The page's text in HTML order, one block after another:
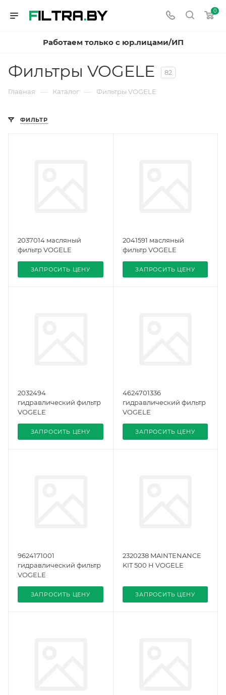
0
Работаем только с юр.лицами/ИП
Фильтры VOGELE 82
Главная — Каталог — Фильтры VOGELE
ФИЛЬТР
2037014 масляный
фильтр VOGELE
ЗАПРОСИТЬ ЦЕНУ
2041591 масляный
фильтр VOGELE
ЗАПРОСИТЬ ЦЕНУ
2032494
гидравлический фильтр
VOGELE
ЗАПРОСИТЬ ЦЕНУ
4624701336
гидравлический фильтр
VOGELE
ЗАПРОСИТЬ ЦЕНУ
9624171001
гидравлический фильтр
VOGELE
ЗАПРОСИТЬ ЦЕНУ
2320238 MAINTENANCE
KIT 500 H VOGELE
ЗАПРОСИТЬ ЦЕНУ